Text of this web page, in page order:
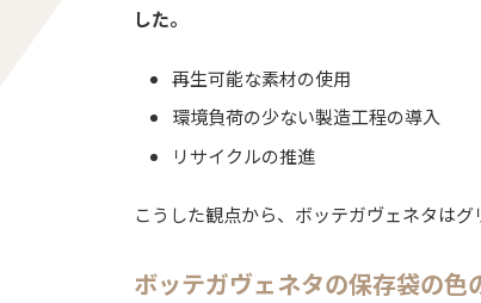
した。
再生可能な素材の使用
環境負荷の少ない製造工程の導入
リサイクルの推進
こうした観点から、ボッテガヴェネタは
ボッテガヴェネタの保存袋の色